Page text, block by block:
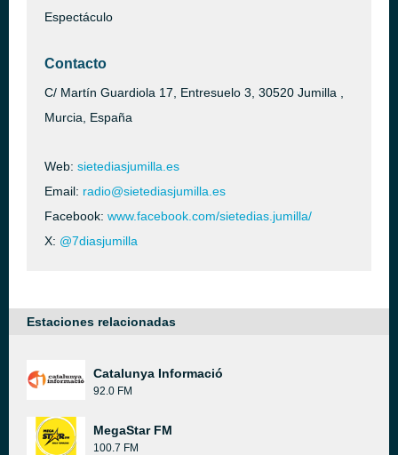
Espectáculo
Contacto
C/ Martín Guardiola 17, Entresuelo 3, 30520 Jumilla ,
Murcia, España
Web: sietediasjumilla.es
Email: radio@sietediasjumilla.es
Facebook: www.facebook.com/sietedias.jumilla/
X: @7diasjumilla
Estaciones relacionadas
Catalunya Informació
92.0 FM
MegaStar FM
100.7 FM